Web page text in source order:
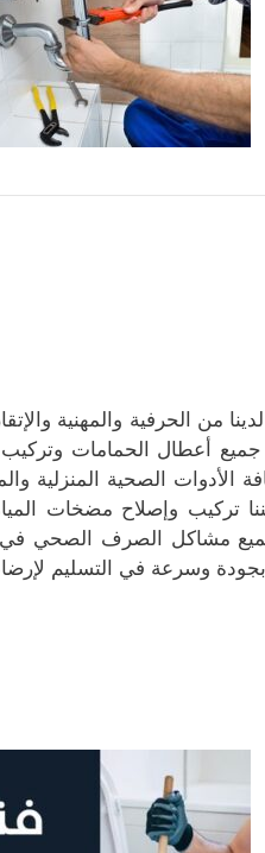
من الحرفية والمهنية
جميع أعطال الحمامات
الأدوات الصحية المنزلية
تركيب وإصلاح مضخات
مشاكل الصرف الصحي في
وسرعة في التسليم